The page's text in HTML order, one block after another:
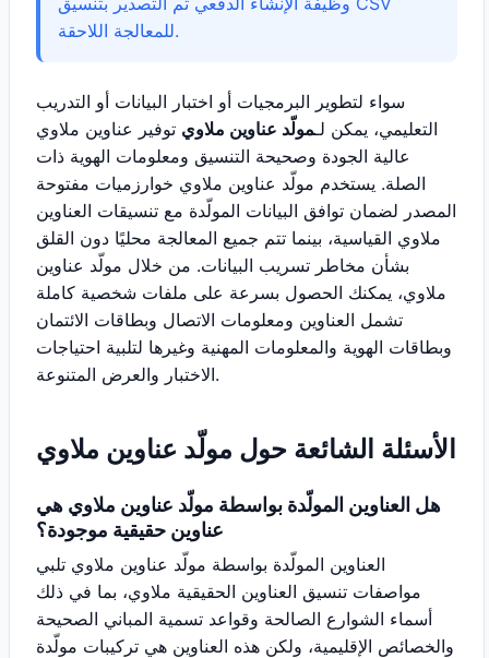
للمعالجة اللاحقة.
سواء لتطوير البرمجيات أو اختبار البيانات أو التدريب
التعليمي، يمكن لـمولّد عناوين ملاوي توفير عناوين ملاوي
عالية الجودة وصحيحة التنسيق ومعلومات الهوية ذات
الصلة. يستخدم مولّد عناوين ملاوي خوارزميات مفتوحة
المصدر لضمان توافق البيانات المولّدة مع تنسيقات العناوين
ملاوي القياسية، بينما تتم جميع المعالجة محليًا دون القلق
بشأن مخاطر تسريب البيانات. من خلال مولّد عناوين
ملاوي، يمكنك الحصول بسرعة على ملفات شخصية كاملة
تشمل العناوين ومعلومات الاتصال وبطاقات الائتمان
وبطاقات الهوية والمعلومات المهنية وغيرها لتلبية احتياجات
الاختبار والعرض المتنوعة.
الأسئلة الشائعة حول مولّد عناوين ملاوي
هل العناوين المولّدة بواسطة مولّد عناوين ملاوي هي
عناوين حقيقية موجودة؟
العناوين المولّدة بواسطة مولّد عناوين ملاوي تلبي
مواصفات تنسيق العناوين الحقيقية ملاوي، بما في ذلك
أسماء الشوارع الصالحة وقواعد تسمية المباني الصحيحة
والخصائص الإقليمية، ولكن هذه العناوين هي تركيبات مولّدة